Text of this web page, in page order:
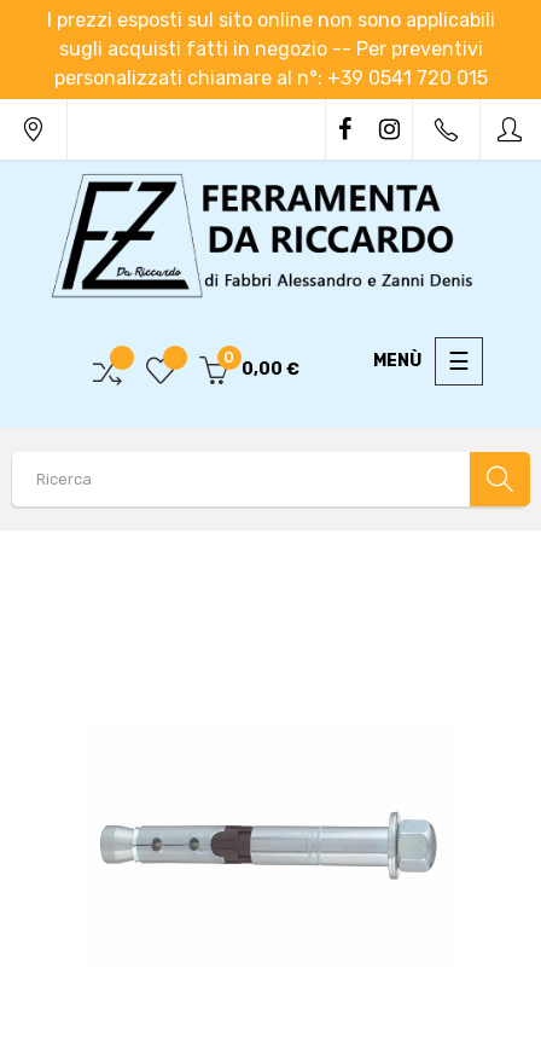
I prezzi esposti sul sito online non sono applicabili
sugli acquisti fatti in negozio -- Per preventivi
personalizzati chiamare al n°: +39 0541 720 015
Toggle
☰
0
0,00 €